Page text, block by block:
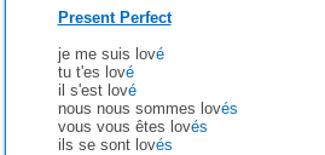
Present Perfect
je me suis lové
tu t'es lové
il s'est lové
nous nous sommes lovés
vous vous êtes lovés
ils se sont lovés